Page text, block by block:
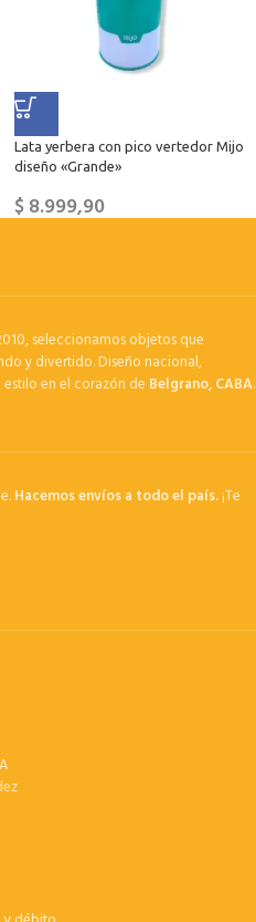
Lata yerbera con pico vertedor Mijo
diseño «Grande»
$8.999,90
seleccionamos objetos que
y divertido. Diseño nacional,
en el corazón de Belgrano, CABA.
Hacemos envíos a todo el país.¡Te